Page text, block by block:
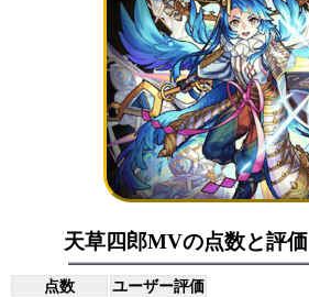
天草四郎MVの点数と評価
点数 ユーザー評価